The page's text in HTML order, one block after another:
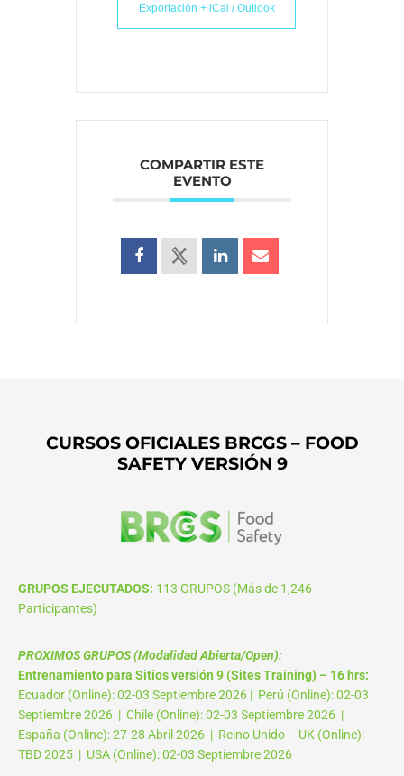
Exportación + iCal / Outlook
COMPARTIR ESTE
EVENTO
CURSOS OFICIALES BRCGS – FOOD
SAFETY VERSIÓN 9
GRUPOS EJECUTADOS: 113 GRUPOS (Más de 1,246
Participantes)
PROXIMOS GRUPOS (Modalidad Abierta/Open):
Entrenamiento para Sitios versión 9 (Sites Training) – 16 hrs:
Ecuador (Online): 02-03 Septiembre 2026 | Perú (Online): 02-03
Septiembre 2026 | Chile (Online): 02-03 Septiembre 2026 |
España (Online): 27-28 Abril 2026 | Reino Unido – UK (Online):
TBD 2025 | USA (Online): 02-03 Septiembre 2026